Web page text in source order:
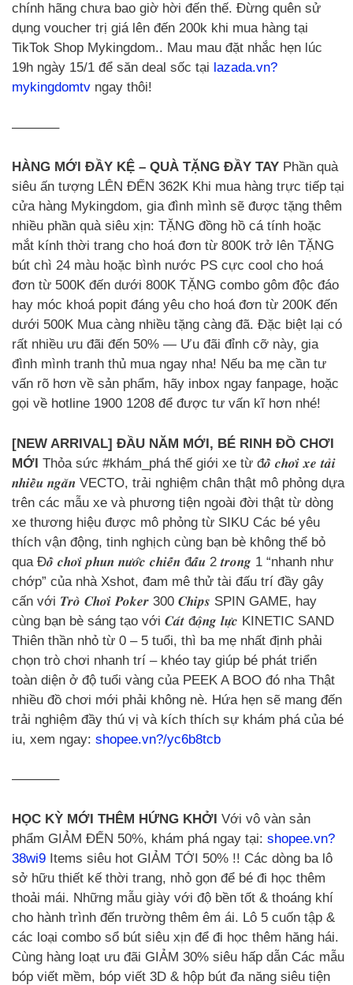
chính hãng chưa bao giờ hời đến thế. Đừng quên sử
dụng voucher trị giá lên đến 200k khi mua hàng tại
TikTok Shop Mykingdom.. Mau mau đặt nhắc hẹn lúc
19h ngày 15/1 để săn deal sốc tại lazada.vn?
mykingdomtv ngay thôi!
———–
HÀNG MỚI ĐẦY KỆ – QUÀ TẶNG ĐẦY TAY Phần quà
siêu ấn tượng LÊN ĐẾN 362K Khi mua hàng trực tiếp tại
cửa hàng Mykingdom, gia đình mình sẽ được tặng thêm
nhiều phần quà siêu xịn: TẶNG đồng hồ cá tính hoặc
mắt kính thời trang cho hoá đơn từ 800K trở lên TẶNG
bút chì 24 màu hoặc bình nước PS cực cool cho hoá
đơn từ 500K đến dưới 800K TẶNG combo gôm độc đáo
hay móc khoá popit đáng yêu cho hoá đơn từ 200K đến
dưới 500K Mua càng nhiều tặng càng đã. Đặc biệt lại có
rất nhiều ưu đãi đến 50% — Ưu đãi đỉnh cỡ này, gia
đình mình tranh thủ mua ngay nha! Nếu ba mẹ cần tư
vấn rõ hơn về sản phẩm, hãy inbox ngay fanpage, hoặc
gọi về hotline 1900 1208 để được tư vấn kĩ hơn nhé!
[NEW ARRIVAL] ĐẦU NĂM MỚI, BÉ RINH ĐỒ CHƠI
MỚI Thỏa sức #khám_phá thế giới xe từ đ𝒐̂̀ 𝒄𝒉𝒐̛𝒊 𝒙𝒆 𝒕𝒂̉𝒊
𝒏𝒉𝒊𝒆̂̀𝒖 𝒏𝒈𝒂̆𝒏 VECTO, trải nghiệm chân thật mô phỏng dựa
trên các mẫu xe và phương tiện ngoài đời thật từ dòng
xe thương hiệu được mô phỏng từ SIKU Các bé yêu
thích vận động, tinh nghịch cùng bạn bè không thể bỏ
qua Đ𝒐̂̀ 𝒄𝒉𝒐̛𝒊 𝒑𝒉𝒖𝒏 𝒏𝒖̛𝒐̛́𝒄 𝒄𝒉𝒊𝒆̂́𝒏 đ𝒂̂́𝒖 2 𝒕𝒓𝒐𝒏𝒈 1 “nhanh như
chớp” của nhà Xshot, đam mê thử tài đấu trí đầy gây
cấn với 𝑻𝒓𝒐̀ 𝑪𝒉𝒐̛𝒊 𝑷𝒐𝒌𝒆𝒓 300 𝑪𝒉𝒊𝒑𝒔 SPIN GAME, hay
cùng bạn bè sáng tạo với 𝑪𝒂́𝒕 đ𝒐̣̂𝒏𝒈 𝒍𝒖̛̣𝒄 KINETIC SAND
Thiên thần nhỏ từ 0 – 5 tuổi, thì ba mẹ nhất định phải
chọn trò chơi nhanh trí – khéo tay giúp bé phát triển
toàn diện ở độ tuổi vàng của PEEK A BOO đó nha Thật
nhiều đồ chơi mới phải không nè. Hứa hẹn sẽ mang đến
trải nghiệm đầy thú vị và kích thích sự khám phá của bé
iu, xem ngay: shopee.vn?/yc6b8tcb
———–
HỌC KỲ MỚI THÊM HỨNG KHỞI Với vô vàn sản
phẩm GIẢM ĐẾN 50%, khám phá ngay tại: shopee.vn?
38wi9 Items siêu hot GIẢM TỚI 50% !! Các dòng ba lô
sở hữu thiết kế thời trang, nhỏ gọn để bé đi học thêm
thoải mái. Những mẫu giày với độ bền tốt & thoáng khí
cho hành trình đến trường thêm êm ái. Lô 5 cuốn tập &
các loại combo sổ bút siêu xịn để đi học thêm hăng hái.
Cùng hàng loạt ưu đãi GIẢM 30% siêu hấp dẫn Các mẫu
bóp viết mềm, bóp viết 3D & hộp bút đa năng siêu tiện